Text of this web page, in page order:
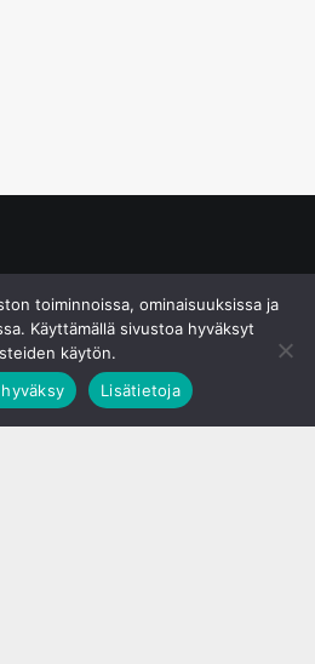
toiminnoissa, ominaisuuksissa ja
Käyttämällä sivustoa hyväksyt
käytön.
hyväksy Lisätietoja